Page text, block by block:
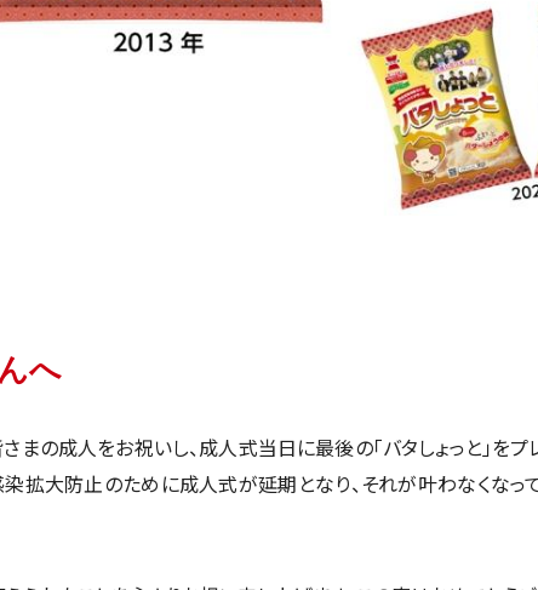
へ
の成人をお祝いし、成人式当日に最後の「バタしょっと」をプ
染拡大防止のために成人式が延期となり、それが叶わなくなっ